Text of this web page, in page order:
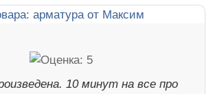
10 минут на все про